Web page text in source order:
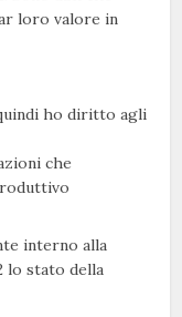
loro valore in
ho diritto agli
che
interno alla
lo stato della